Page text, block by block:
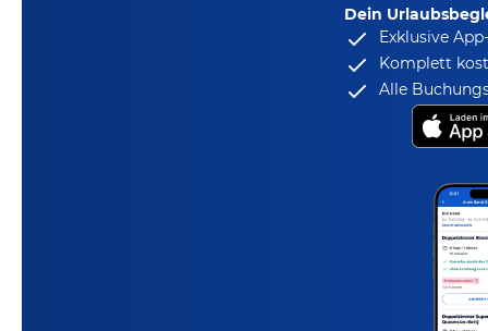
Dein
Exklusive
Komplett
Alle